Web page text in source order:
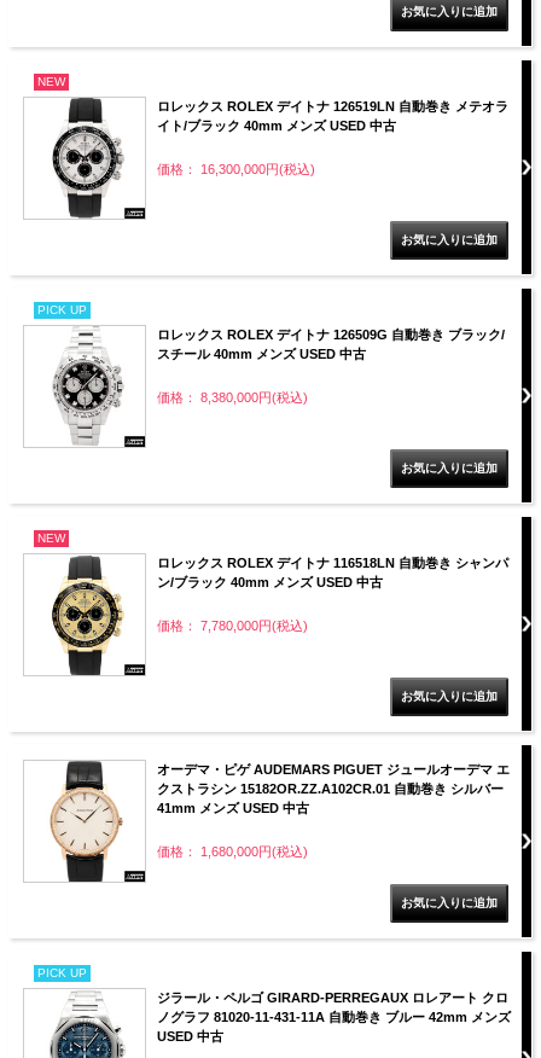
NEW
ロレックス ROLEX デイトナ 126519LN 自動巻き メテオラ
イト/ブラック 40mm メンズ USED 中古
価格： 16,300,000円(税込)
PICK UP
ロレックス ROLEX デイトナ 126509G 自動巻き ブラック/
スチール 40mm メンズ USED 中古
価格： 8,380,000円(税込)
NEW
ロレックス ROLEX デイトナ 116518LN 自動巻き シャンパ
ン/ブラック 40mm メンズ USED 中古
価格： 7,780,000円(税込)
オーデマ・ピゲ AUDEMARS PIGUET ジュールオーデマ エ
クストラシン 15182OR.ZZ.A102CR.01 自動巻き シルバー
41mm メンズ USED 中古
価格： 1,680,000円(税込)
PICK UP
ジラール・ペルゴ GIRARD-PERREGAUX ロレアート クロ
ノグラフ 81020-11-431-11A 自動巻き ブルー 42mm メンズ
USED 中古